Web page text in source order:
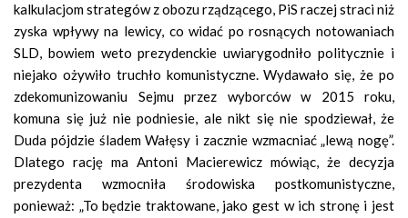
kalkulacjom strategów z obozu rządzącego, PiS raczej straci niż
zyska wpływy na lewicy, co widać po rosnących notowaniach
SLD, bowiem weto prezydenckie uwiarygodniło politycznie i
niejako ożywiło truchło komunistyczne. Wydawało się, że po
zdekomunizowaniu Sejmu przez wyborców w 2015 roku,
komuna się już nie podniesie, ale nikt się nie spodziewał, że
Duda pójdzie śladem Wałęsy i zacznie wzmacniać „lewą nogę”.
Dlatego rację ma Antoni Macierewicz mówiąc, że decyzja
prezydenta wzmocniła środowiska postkomunistyczne,
ponieważ: „To będzie traktowane, jako gest w ich stronę i jest